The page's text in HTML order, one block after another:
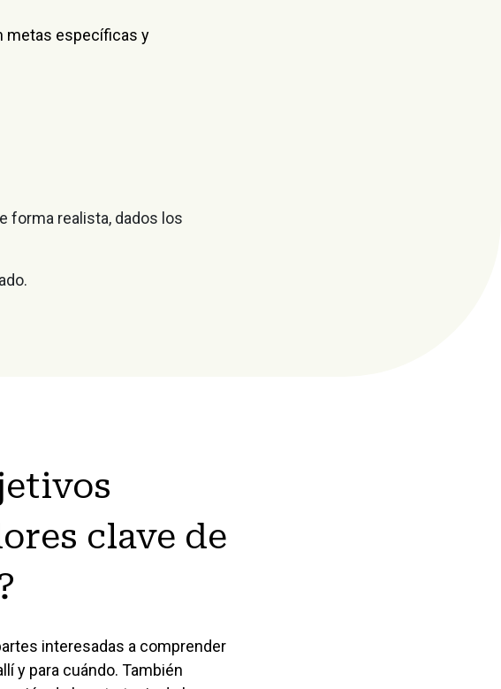
metas específicas y
forma realista, dados los
clave de
interesadas a comprender
y para cuándo. También